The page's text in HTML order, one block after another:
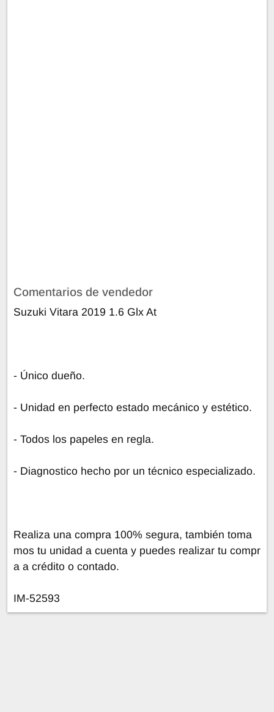
Comentarios de vendedor
Suzuki Vitara 2019 1.6 Glx At
- Único dueño.
- Unidad en perfecto estado mecánico y estético.
- Todos los papeles en regla.
- Diagnostico hecho por un técnico especializado.
Realiza una compra 100% segura, también toma
mos tu unidad a cuenta y puedes realizar tu compr
a a crédito o contado.
IM-52593